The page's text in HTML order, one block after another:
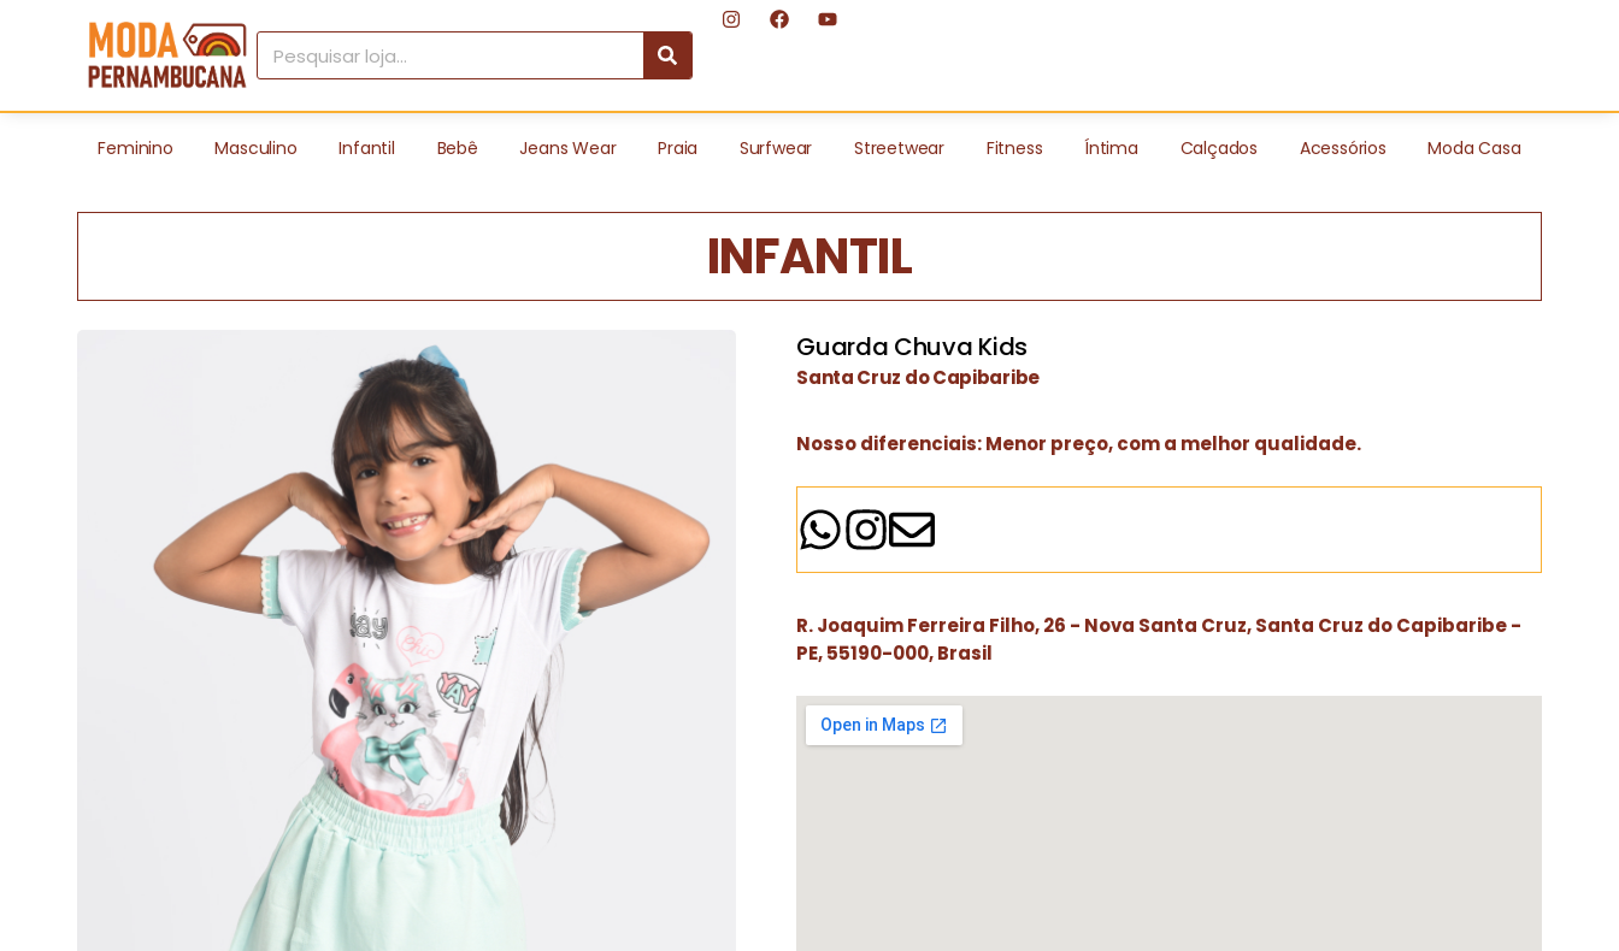
Feminino Masculino Infantil Bebê Jeans Wear Praia Surfwear Streetwear Fitness Íntima Calçados Acessórios Moda Casa
INFANTIL
Guarda Chuva Kids
Santa Cruz do Capibaribe
Nosso diferenciais: Menor preço, com a melhor qualidade.
R. Joaquim Ferreira Filho, 26 - Nova Santa Cruz, Santa Cruz do Capibaribe -
PE, 55190-000, Brasil